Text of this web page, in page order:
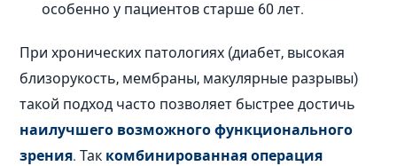
особенно у пациентов старше 60 лет.
При хронических патологиях (диабет, высокая
близорукость, мембраны, макулярные разрывы)
такой подход часто позволяет быстрее достичь
наилучшего возможного функционального
зрения. Так комбинированная операция